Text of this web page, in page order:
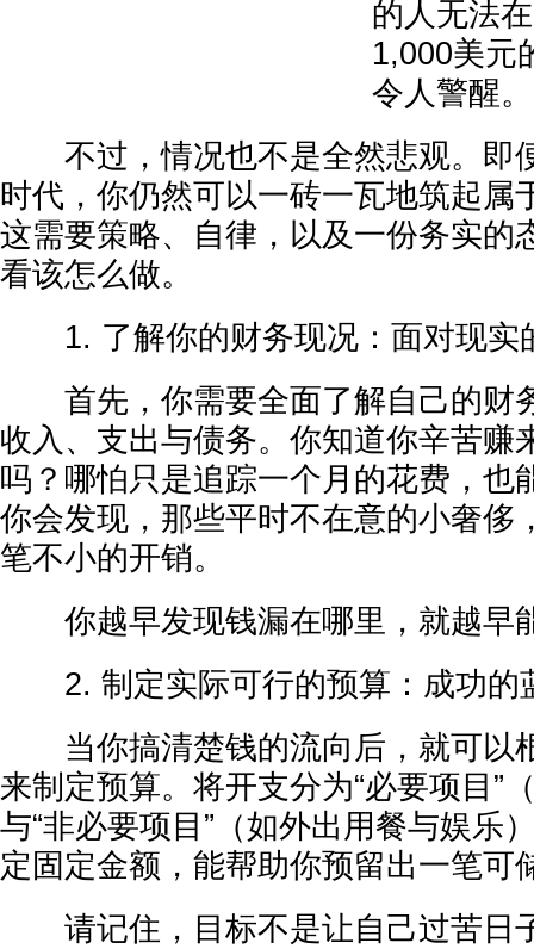
的人无法
1,000美元
令人警醒。
不过，情况也不是全然悲观。即
时代，你仍然可以一砖一瓦地筑起属
这需要策略、自律，以及一份务实的
看该怎么做。
1. 了解你的财务现况：面对现实
首先，你需要全面了解自己的财
收入、支出与债务。你知道你辛苦赚
吗？哪怕只是追踪一个月的花费，也
你会发现，那些平时不在意的小奢侈
笔不小的开销。
你越早发现钱漏在哪里，就越早
2. 制定实际可行的预算：成功的
当你搞清楚钱的流向后，就可以
来制定预算。将开支分为“必要项目”
与“非必要项目”（如外出用餐与娱乐
定固定金额，能帮助你预留出一笔可
请记住，目标不是让自己过苦日